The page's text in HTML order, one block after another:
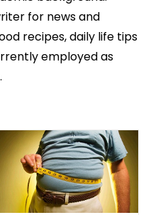
for news and
recipes, daily life tips
employed as